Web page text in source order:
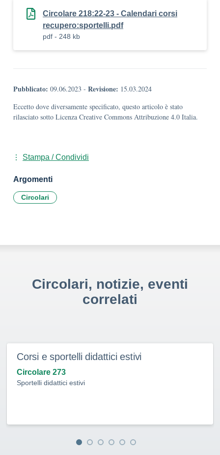
Circolare 218:22-23 - Calendari corsi
recupero:sportelli.pdf
pdf - 248 kb
Pubblicato: 09.06.2023 - Revisione: 15.03.2024
Eccetto dove diversamente specificato, questo articolo è stato
rilasciato sotto Licenza Creative Commons Attribuzione 4.0 Italia.
Stampa / Condividi
Argomenti
Circolari
Circolari, notizie, eventi
correlati
Corsi e sportelli didattici estivi
Circolare 273
Sportelli didattici estivi